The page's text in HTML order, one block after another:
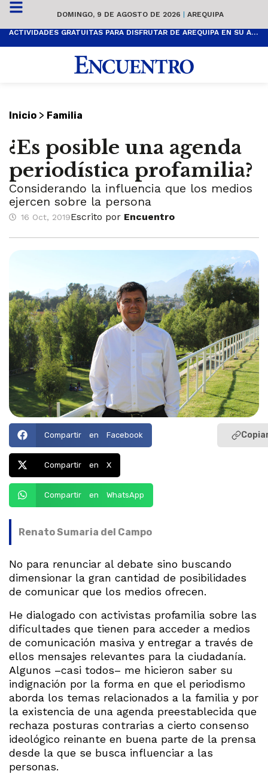
DOMINGO, 9 DE AGOSTO DE 2026 | AREQUIPA
ACTIVIDADES GRATUITAS PARA DISFRUTAR DE AREQUIPA EN SU ANIVERSARIO
Inicio > Familia
¿Es posible una agenda
periodística profamilia?
Considerando la influencia que los medios
ejercen sobre la persona
16 Oct, 2019Escrito por Encuentro
Compartir en Facebook
Compartir en X
Compartir en WhatsApp
Renato Sumaria del Campo
No para renunciar al debate sino buscando
dimensionar la gran cantidad de posibilidades
de comunicar que los medios ofrecen.
He dialogado con activistas profamilia sobre las
dificultades que tienen para acceder a medios
de comunicación masiva y entregar a través de
ellos mensajes relevantes para la ciudadanía.
Algunos –casi todos– me hicieron saber su
indignación por la forma en que el periodismo
aborda los temas relacionados a la familia y por
la existencia de una agenda preestablecida que
rechaza posturas contrarias a cierto consenso
ideológico reinante en buena parte de la prensa
desde la que se busca influenciar a las
personas.